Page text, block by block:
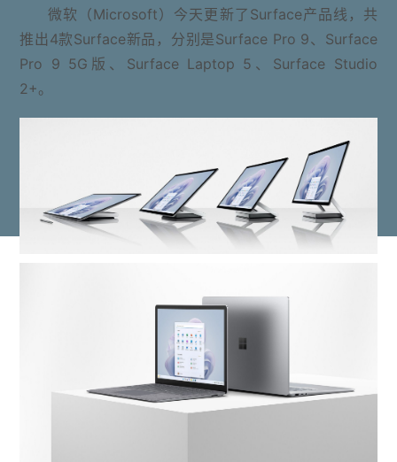
微软（Microsoft）今天更新了Surface产品线，共
推出4款Surface新品，分别是Surface Pro 9、Surface
Pro 9 5G版、Surface Laptop 5、Surface Studio
2+。